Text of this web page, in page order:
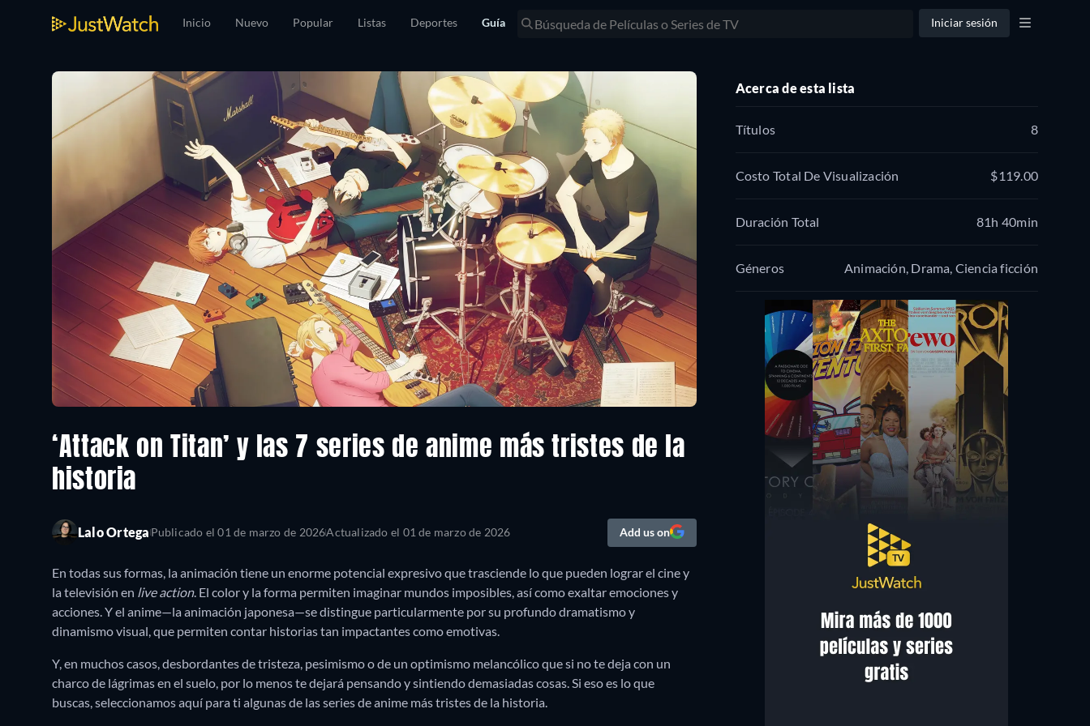
Inicio Nuevo Popular Listas Deportes Guía Iniciar sesión
‘Attack on Titan’ y las 7 series de anime más tristes de la
historia
Lalo OrtegaPublicado el 01 de marzo de 2026Actualizado el 01 de marzo de 2026 Add us on
En todas sus formas, la animación tiene un enorme potencial expresivo que trasciende lo que pueden lograr el cine y
la televisión en live action. El color y la forma permiten imaginar mundos imposibles, así como exaltar emociones y
acciones. Y el anime—la animación japonesa—se distingue particularmente por su profundo dramatismo y
dinamismo visual, que permiten contar historias tan impactantes como emotivas.
Y, en muchos casos, desbordantes de tristeza, pesimismo o de un optimismo melancólico que si no te deja con un
charco de lágrimas en el suelo, por lo menos te dejará pensando y sintiendo demasiadas cosas. Si eso es lo que
buscas, seleccionamos aquí para ti algunas de las series de anime más tristes de la historia.
Acerca de esta lista
Títulos 8
Costo Total De Visualización $119.00
Duración Total 81h 40min
Géneros Animación, Drama, Ciencia ficción